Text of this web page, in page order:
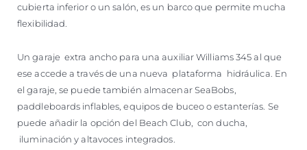
cubierta inferior o un salón, es un barco que permite mucha
flexibilidad.
Un garaje extra ancho para una auxiliar Williams 345 al que
ese accede a través de una nueva plataforma hidráulica. En
el garaje, se puede también almacenar SeaBobs,
paddleboards inflables, equipos de buceo o estanterías. Se
puede añadir la opción del Beach Club, con ducha,
iluminación y altavoces integrados.